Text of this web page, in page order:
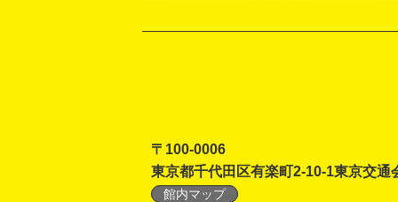
〒100-0006
東京都千代田区有楽町2-10-1東京交通
館内マップ